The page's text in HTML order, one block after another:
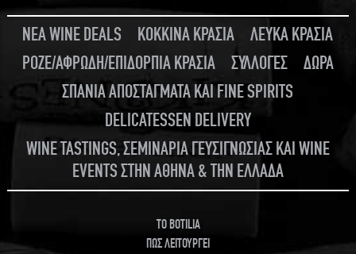
ΝΕΑ WINE DEALS ΚΟΚΚΙΝΑ ΚΡΑΣΙΑ
ΛΕΥΚΑ ΚΡΑΣΙΑ
ΡΟΖΕ/ΑΦΡΩΔΗ/ΕΠΙΔΟΡΠΙΑ ΚΡΑΣΙΑ
ΣΥΛΛΟΓΕΣ
ΔΩΡΑ
ΣΠΑΝΙΑ ΑΠΟΣΤΑΓΜΑΤΑ ΚΑΙ FINE SPIRITS
DELICATESSEN DELIVERY
WINE TASTINGS, ΣΕΜΙΝΑΡΙΑ ΓΕΥΣΙΓΝΩΣΙΑΣ ΚΑΙ WINE
EVENTS ΣΤΗΝ ΑΘΗΝΑ & ΤΗΝ ΕΛΛΑΔΑ
TO BOTILIA
ΠΩΣ ΛΕΙΤΟΥΡΓΕΙ